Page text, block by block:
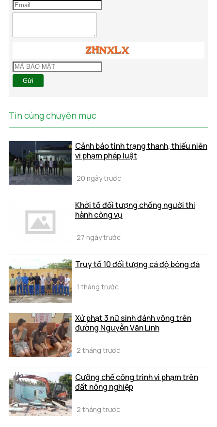
Gửi
Tin cùng chuyên mục
Cảnh báo tình trạng thanh, thiếu niên
vi phạm pháp luật
20 ngày trước
Khởi tố đối tượng chống người thi
hành công vụ
27 ngày trước
Truy tố 10 đối tượng cá độ bóng đá
1 tháng trước
Xử phạt 3 nữ sinh đánh võng trên
đường Nguyễn Văn Linh
2 tháng trước
Cưỡng chế công trình vi phạm trên
đất nông nghiệp
2 tháng trước